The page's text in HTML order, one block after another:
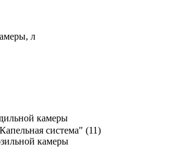
л
камеры
система" (11)
камеры